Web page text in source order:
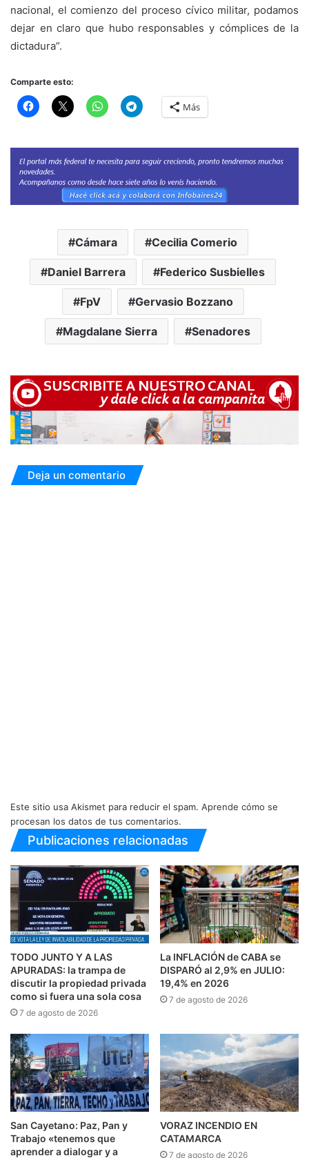
nacional, el comienzo del proceso cívico militar, podamos
dejar en claro que hubo responsables y cómplices de la
dictadura”.
Comparte esto:
Más
Cámara Cecilia Comerio
Daniel Barrera Federico Susbielles
FpV Gervasio Bozzano
Magdalane Sierra Senadores
Deja un comentario
Este sitio usa Akismet para reducir el spam. Aprende cómo se
procesan los datos de tus comentarios.
Publicaciones relacionadas
TODO JUNTO Y A LAS
APURADAS: la trampa de
discutir la propiedad privada
como si fuera una sola cosa
7 de agosto de 2026
La INFLACIÓN de CABA se
DISPARÓ al 2,9% en JULIO:
19,4% en 2026
7 de agosto de 2026
San Cayetano: Paz, Pan y
Trabajo «tenemos que
aprender a dialogar y a
VORAZ INCENDIO EN
CATAMARCA
7 de agosto de 2026